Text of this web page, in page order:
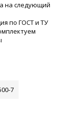
на следующий
по ГОСТ и ТУ
7